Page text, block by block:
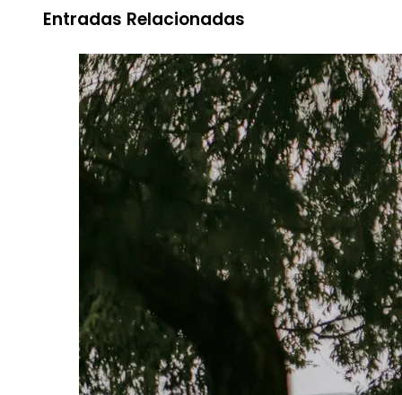
Entradas Relacionadas